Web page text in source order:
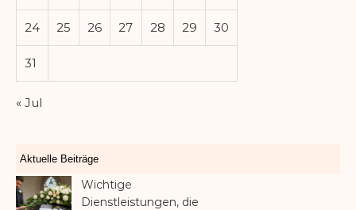
24 25 26 27 28 29 30
31
« Jul
Aktuelle Beiträge
Wichtige
Dienstleistungen, die